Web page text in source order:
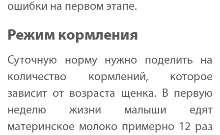
ошибки на первом этапе.
Режим кормления
Суточную норму нужно поделить на
количество кормлений, которое
зависит от возраста щенка. В первую
неделю жизни малыши едят
материнское молоко примерно 12 раз